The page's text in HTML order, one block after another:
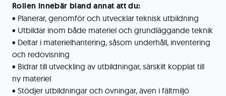
Rollen innebär bland annat att du:
• Planerar, genomför och utvecklar teknisk utbildning
• Utbildar inom både materiel och grundläggande teknik
• Deltar i materielhantering, såsom underhåll, inventering
och redovisning
• Bidrar till utveckling av utbildningar, särskilt kopplat till
ny materiel
• Stödjer utbildningar och övningar, även i fältmiljö